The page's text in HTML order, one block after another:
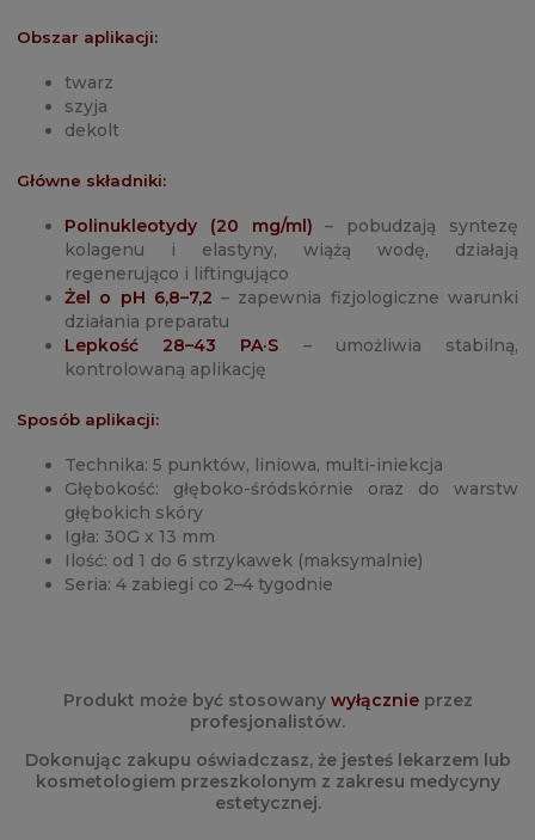
Obszar aplikacji:
twarz
szyja
dekolt
Główne składniki:
Polinukleotydy (20 mg/ml) – pobudzają syntezę
kolagenu i elastyny, wiążą wodę, działają
regenerująco i liftingująco
Żel o pH 6,8–7,2 – zapewnia fizjologiczne warunki
działania preparatu
Lepkość 28–43 PA·S
– umożliwia stabilną,
kontrolowaną aplikację
Sposób aplikacji:
Technika: 5 punktów, liniowa, multi-iniekcja
Głębokość: głęboko-śródskórnie oraz do warstw
głębokich skóry
Igła: 30G x 13 mm
Ilość: od 1 do 6 strzykawek (maksymalnie)
Seria: 4 zabiegi co 2–4 tygodnie
Produkt może być stosowany wyłącznie przez
profesjonalistów.
Dokonując zakupu oświadczasz, że jesteś lekarzem lub
kosmetologiem przeszkolonym z zakresu medycyny
estetycznej.